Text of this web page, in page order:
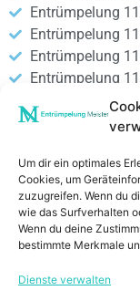
Um dir ein optimales
Cookies, um
zuzugreifen. Wenn du
wie das Surfverhalten
Wenn du deine
bestimmte Merkmale
Dienste verwalten
Entrümpelung
Entrümpelung
Entrümpelung
Entrümpelung
Entrümpelung
Entrümpelung
Entrümpelung
Entrümpelung
Entrümpelung
Entrümpelung